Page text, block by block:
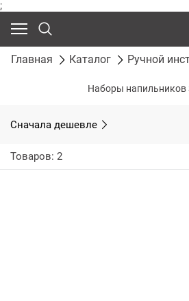
;
Главная Каталог Ручной
Наборы напильников
Сначала дешевле
Товаров: 2